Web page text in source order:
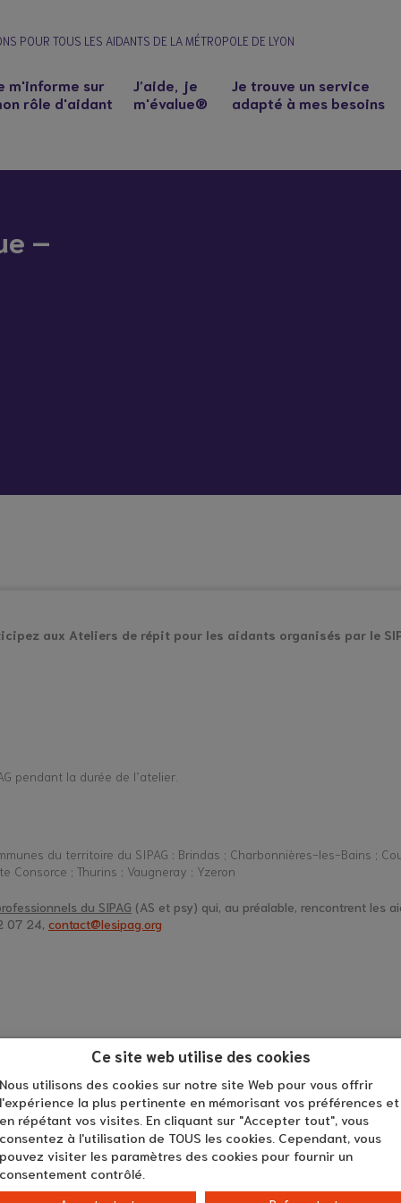
POUR TOUS LES AIDANTS DE LA MÉTROPOLE DE LYON
m'informe sur
rôle d'aidant
J’aide, je
m'évalue®
Je trouve un service
adapté à mes besoins
et social
–
aux Ateliers de répit pour les aidants organisés par le
pendant la durée de l’atelier.
du territoire du SIPAG : Brindas ; Charbonnières-les-Bains ;
Consorce ; Thurins ; Vaugneray ; Yzeron
du SIPAG (AS et psy) qui, au préalable, rencontrent les
07 24, contact@lesipag.org
Ce site web utilise des cookies
Nous utilisons des cookies sur notre site Web pour vous offrir
l'expérience la plus pertinente en mémorisant vos préférences et
en répétant vos visites. En cliquant sur "Accepter tout", vous
consentez à l'utilisation de TOUS les cookies. Cependant, vous
pouvez visiter les paramètres des cookies pour fournir un
consentement contrôlé.